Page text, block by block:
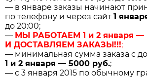
— в январе заказы начинают
по телефону и через сайт 1
до 20:00;
— МЫ РАБОТАЕМ 1 и 2 января
И ДОСТАВЛЯЕМ ЗАКАЗЫ!!!;
— минимальная сумма заказа с
1 и 2 января — 5000 руб.;
— с 3 января 2015 по обычному